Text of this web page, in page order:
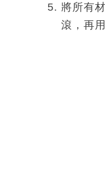
將所有
滾，再